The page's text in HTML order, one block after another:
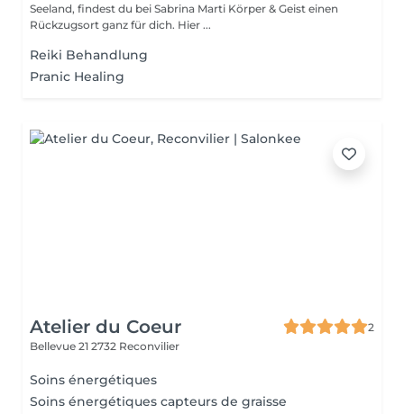
Seeland, findest du bei Sabrina Marti Körper & Geist einen
Rückzugsort ganz für dich. Hier ...
Reiki Behandlung
Pranic Healing
Atelier du Coeur
2
Bellevue 21 2732 Reconvilier
Soins énergétiques
Soins énergétiques capteurs de graisse